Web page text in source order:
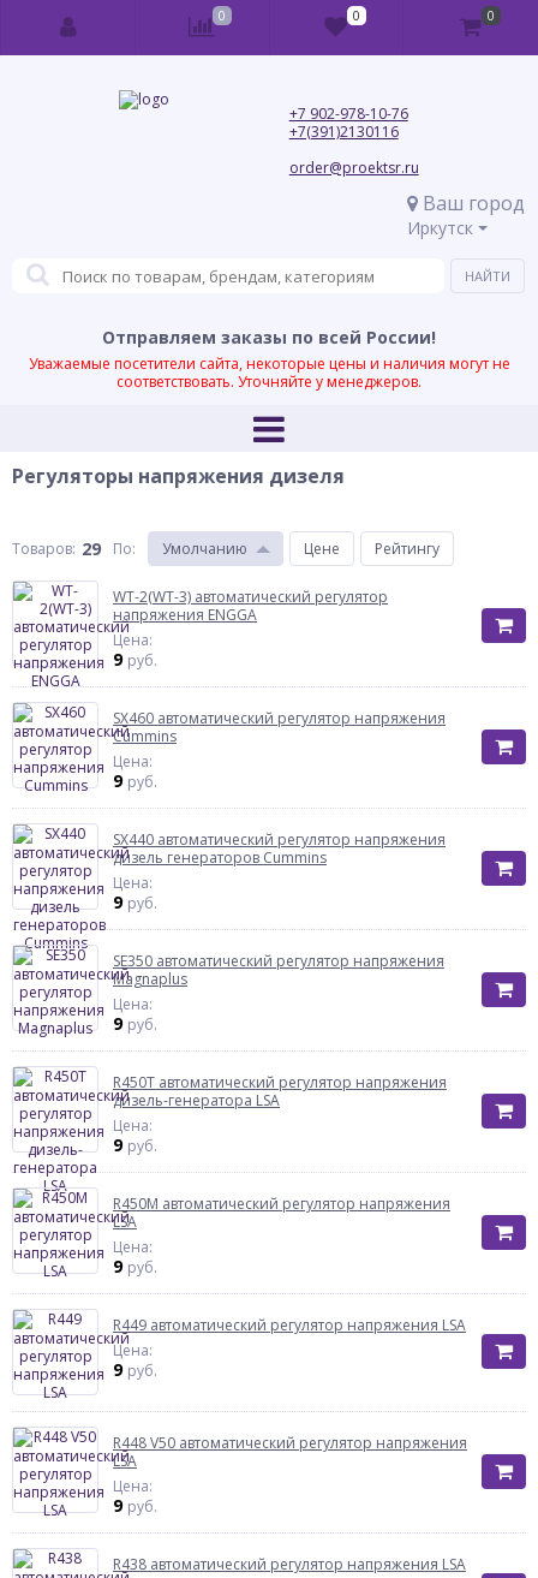
+7 902-978-10-76
+7(391)2130116
order@proektsr.ru
Ваш город
Иркутск
Отправляем заказы по всей России!
Уважаемые посетители сайта, некоторые цены и наличия могут не
соответствовать. Уточняйте у менеджеров.
Регуляторы напряжения дизеля
Товаров: 29 По: Умолчанию Цене Рейтингу
WT-2(WT-3) автоматический регулятор
напряжения ENGGA
Цена:
9 руб.
SX460 автоматический регулятор напряжения
Cummins
Цена:
9 руб.
SX440 автоматический регулятор напряжения
дизель генераторов Cummins
Цена:
9 руб.
SE350 автоматический регулятор напряжения
Magnaplus
Цена:
9 руб.
R450T автоматический регулятор напряжения
дизель-генератора LSA
Цена:
9 руб.
R450M автоматический регулятор напряжения
LSA
Цена:
9 руб.
R449 автоматический регулятор напряжения LSA
Цена:
9 руб.
R448 V50 автоматический регулятор напряжения
LSA
Цена:
9 руб.
R438 автоматический регулятор напряжения LSA
0 0 0